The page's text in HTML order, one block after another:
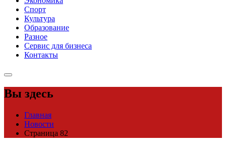
Спорт
Культура
Образование
Разное
Сервис для бизнеса
Контакты
Вы здесь
Главная
Новости
Страница 82